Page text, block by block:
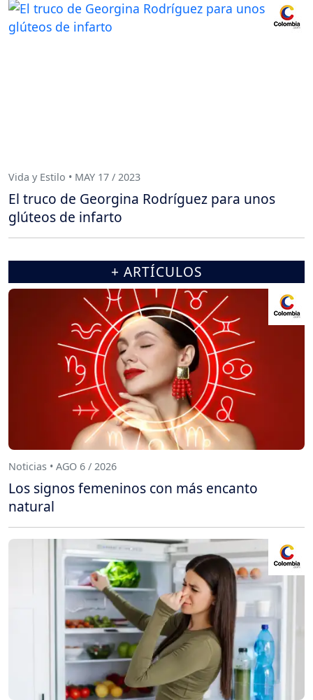
Vida y Estilo • MAY 17 / 2023
El truco de Georgina Rodríguez para unos
glúteos de infarto
+ ARTÍCULOS
Noticias • AGO 6 / 2026
Los signos femeninos con más encanto
natural